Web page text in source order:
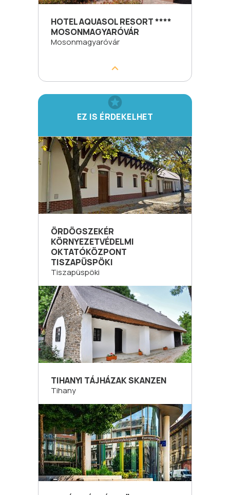
HOTEL AQUASOL RESORT ****
MOSONMAGYARÓVÁR
Mosonmagyaróvár
EZ IS ÉRDEKELHET
ÖRDÖGSZEKÉR
KÖRNYEZETVÉDELMI
OKTATÓKÖZPONT
TISZAPÜSPÖKI
Tiszapüspöki
TIHANYI TÁJHÁZAK SKANZEN
Tihany